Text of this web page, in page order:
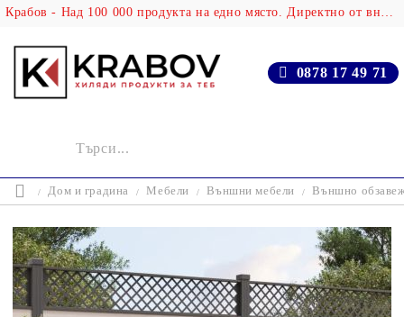
Крабов - Над 100 000 продукта на едно място. Директно от вносителя!
0878 17 49 71
Дом и градина Мебели Външни мебели Външно